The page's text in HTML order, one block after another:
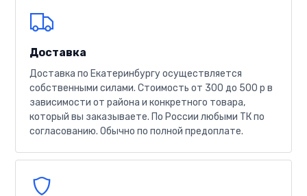
Доставка
Доставка по Екатеринбургу осуществляется
собственными силами. Стоимость от 300 до 500 р в
зависимости от района и конкретного товара,
который вы заказываете. По России любыми ТК по
согласованию. Обычно по полной предоплате.